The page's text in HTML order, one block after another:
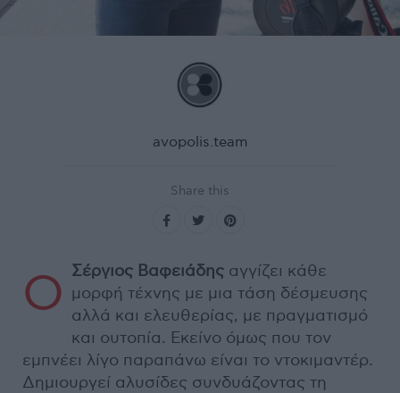
avopolis.team
Share this
Ο Σέργιος Βαφειάδης αγγίζει κάθε
μορφή τέχνης με μια τάση δέσμευσης
αλλά και ελευθερίας, με πραγματισμό
και ουτοπία. Εκείνο όμως που τον
εμπνέει λίγο παραπάνω είναι το ντοκιμαντέρ.
Δημιουργεί αλυσίδες συνδυάζοντας τη